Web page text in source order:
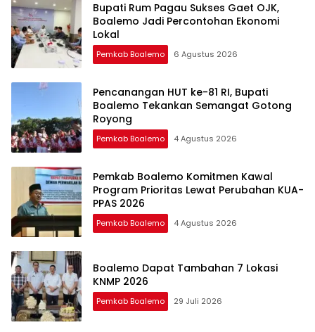
Bupati Rum Pagau Sukses Gaet OJK,
Boalemo Jadi Percontohan Ekonomi
Lokal
Pemkab Boalemo 6 Agustus 2026
Pencanangan HUT ke-81 RI, Bupati
Boalemo Tekankan Semangat Gotong
Royong
Pemkab Boalemo 4 Agustus 2026
Pemkab Boalemo Komitmen Kawal
Program Prioritas Lewat Perubahan KUA-
PPAS 2026
Pemkab Boalemo 4 Agustus 2026
Boalemo Dapat Tambahan 7 Lokasi
KNMP 2026
Pemkab Boalemo 29 Juli 2026